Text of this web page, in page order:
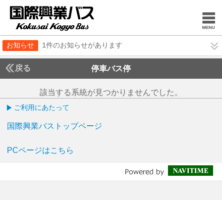
お知らせ 1件のお知らせがあります
戻る 停車バス停
該当する系統が見つかりませんでした。
ご利用にあたって
国際興業バストップページ
PCページはこちら